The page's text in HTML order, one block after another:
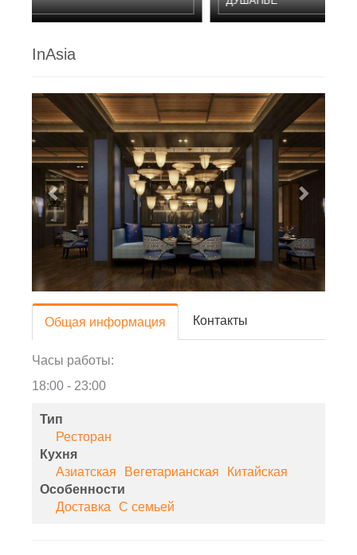
InAsia
Previous Next
Общая информация Контакты
Часы работы:
18:00 - 23:00
Тип
Ресторан
Кухня
Азиатская
Вегетарианская
Китайская
Особенности
Доставка
С семьей